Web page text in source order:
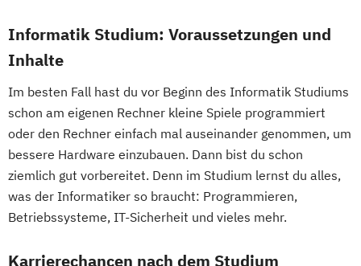
Wasserstofftechnologien
Wirtschaftsinformatik
Wirtschaftsingenieurwesen
Baumanagement
Wirtschaftsingenieurwesen Erneuerbare
Energien
Wirtschaftsingenieurwesen Produktion
Wirtschaftsingenieurwesen für Ingenieure
Wirtschaftswissenschaftler
Französisch Sprachkurs A1
Französisch Sprachkurs B2
Französisch Sprachkurs C1
Französisch Sprachkurs C2
Geprüfte*r Bilanzbuchhalter*in (IHK) -
Bachelor Professional in Bilanzbuchhaltung
Geprüfte*r Technische*r Betriebswirt*in
(IHK)
Mechatronik und Robotik
Medical Engineering & eHealth
Bioprozesstechnik
Projekt und Prozessmanagement
Quantum Engineering
Robotics Engineering
Rolling Stock Engineering
Software Engineering
Sports Technology
Medicine
Informatik Studium: Voraussetzungen und
Inhalte
Im besten Fall hast du vor Beginn des Informatik Studiums
schon am eigenen Rechner kleine Spiele programmiert
oder den Rechner einfach mal auseinander genommen, um
bessere Hardware einzubauen. Dann bist du schon
ziemlich gut vorbereitet. Denn im Studium lernst du alles,
was der Informatiker so braucht: Programmieren,
Betriebssysteme, IT-Sicherheit und vieles mehr.
Karrierechancen nach dem Studium